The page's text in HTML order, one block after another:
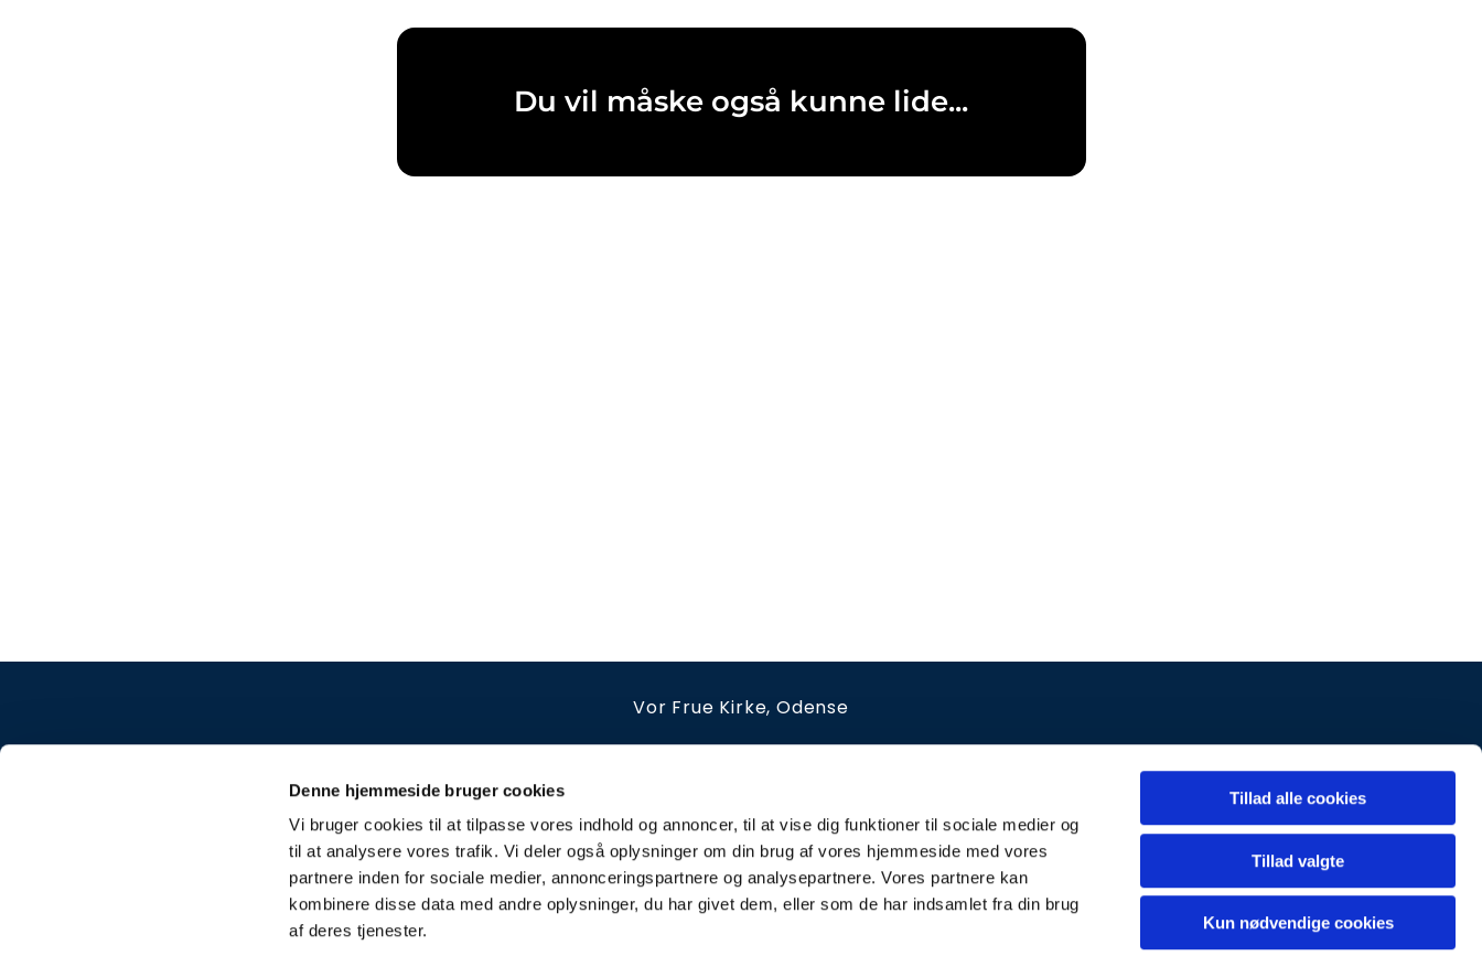
Denne hjemmeside bruger cookies
Vi bruger cookies til at tilpasse vores indhold og annoncer, til at vise dig funktioner til sociale medier og
til at analysere vores trafik. Vi deler også oplysninger om din brug af vores hjemmeside med vores
partnere inden for sociale medier, annonceringspartnere og analysepartnere. Vores partnere kan
kombinere disse data med andre oplysninger, du har givet dem, eller som de har indsamlet fra din brug
af deres tjenester.
Tillad alle cookies
Tillad valgte
Kun nødvendige cookies
Du vil måske også kunne lide...
Vor Frue Kirke, Odense
tirsdag - fredag kl. 10-13 og efter aftale
Privatlivspolitik